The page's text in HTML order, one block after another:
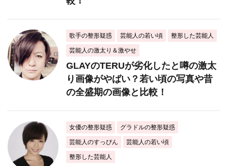
歌手の整形疑惑 芸能人の若い頃
整形した芸能人
芸能人の激太り＆激やせ
GLAYのTERUが劣化したと噂の激太
り画像がやばい？若い頃の写真や昔
の全盛期の画像と比較！
女優の整形疑惑
グラドルの整形疑惑
芸能人のすっぴん
芸能人の若い頃
整形した芸能人